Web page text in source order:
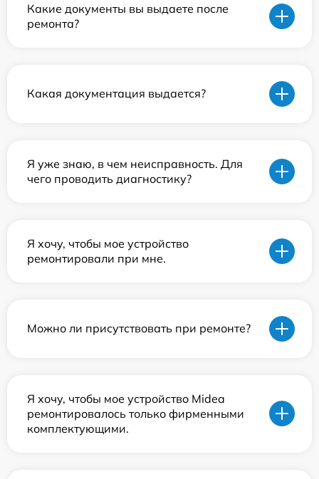
Какие документы вы выдаете после
ремонта?
Какая документация выдается?
Я уже знаю, в чем неисправность. Для
чего проводить диагностику?
Я хочу, чтобы мое устройство
ремонтировали при мне.
Можно ли присутствовать при ремонте?
Я хочу, чтобы мое устройство Midea
ремонтировалось только фирменными
комплектующими.